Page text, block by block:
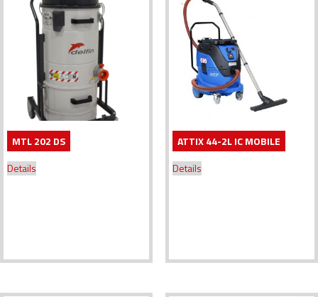
MTL 202 DS
Details
ATTIX 44-2L IC MOBILE
Details